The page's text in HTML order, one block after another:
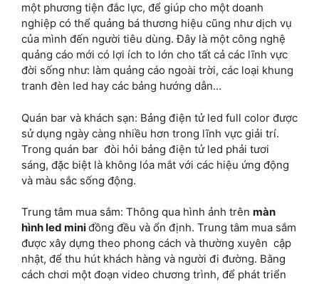
một phương tiện đắc lực, để giúp cho một doanh
nghiệp có thể quảng bá thương hiệu cũng như dịch vụ
của mình đến người tiêu dùng. Đây là một công nghệ
quảng cáo mới có lợi ích to lớn cho tất cả các lĩnh vực
đời sống như: làm quảng cáo ngoài trời, các loại khung
tranh đèn led hay các bảng hướng dẫn…
Quán bar và khách sạn: Bảng điện tử led full color được
sử dụng ngày càng nhiều hơn trong lĩnh vực giải trí.
Trong quán bar đòi hỏi bảng điện tử led phải tươi
sáng, đặc biệt là không lóa mắt với các hiệu ứng động
và màu sắc sống động.
Trung tâm mua sắm: Thông qua hình ảnh trên màn
hình led miniđồng đều và ổn định. Trung tâm mua sắm
được xây dựng theo phong cách và thường xuyên cập
nhật, để thu hút khách hàng và người đi đường. Bằng
cách chơi một đoạn video chương trình, để phát triển